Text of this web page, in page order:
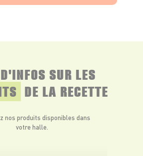
SUR LES
DE LA RECETTE
nos produits disponibles dans
votre halle.